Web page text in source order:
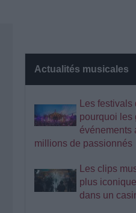
Actualités musicales
Les
pourquoi les
événements
millions de passionnés
Les clips
plus
dans un